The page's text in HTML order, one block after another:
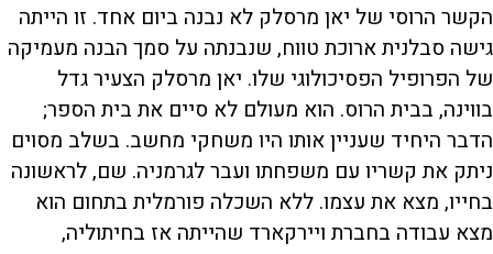
הקשר הרוסי של יאן מרסלק לא נבנה ביום אחד. זו הייתה
גישה סבלנית ארוכת טווח, שנבנתה על סמך הבנה מעמיקה
של הפרופיל הפסיכולוגי שלו. יאן מרסלק הצעיר גדל
בווינה, בבית הרוס. הוא מעולם לא סיים את בית הספר;
הדבר היחיד שעניין אותו היו משחקי מחשב. בשלב מסוים
ניתק את קשריו עם משפחתו ועבר לגרמניה. שם, לראשונה
בחייו, מצא את עצמו. ללא השכלה פורמלית בתחום הוא
מצא עבודה בחברת ויירקארד שהייתה אז בחיתוליה,